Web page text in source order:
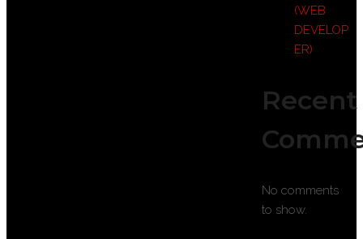
(WEB
DEVELOP
ER)
Recent
No comments
to show.